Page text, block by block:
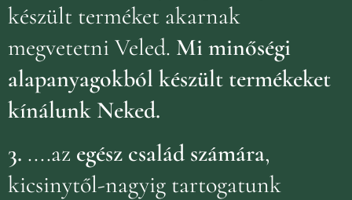
készült terméket akarnak
megvetetni Veled. Mi minőségi
alapanyagokból készült termékeket
kínálunk Neked.
3. ....az egész család számára,
kicsinytől-nagyig tartogatunk